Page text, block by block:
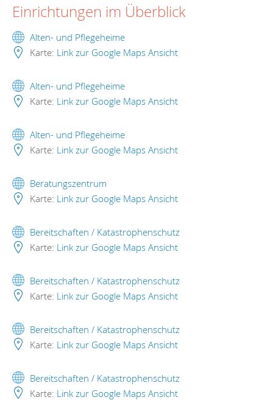
Einrichtungen im Überblick
Alten- und Pflegeheime
Karte: Link zur Google Maps Ansicht
Alten- und Pflegeheime
Karte: Link zur Google Maps Ansicht
Alten- und Pflegeheime
Karte: Link zur Google Maps Ansicht
Beratungszentrum
Karte: Link zur Google Maps Ansicht
Bereitschaften / Katastrophenschutz
Karte: Link zur Google Maps Ansicht
Bereitschaften / Katastrophenschutz
Karte: Link zur Google Maps Ansicht
Bereitschaften / Katastrophenschutz
Karte: Link zur Google Maps Ansicht
Bereitschaften / Katastrophenschutz
Karte: Link zur Google Maps Ansicht